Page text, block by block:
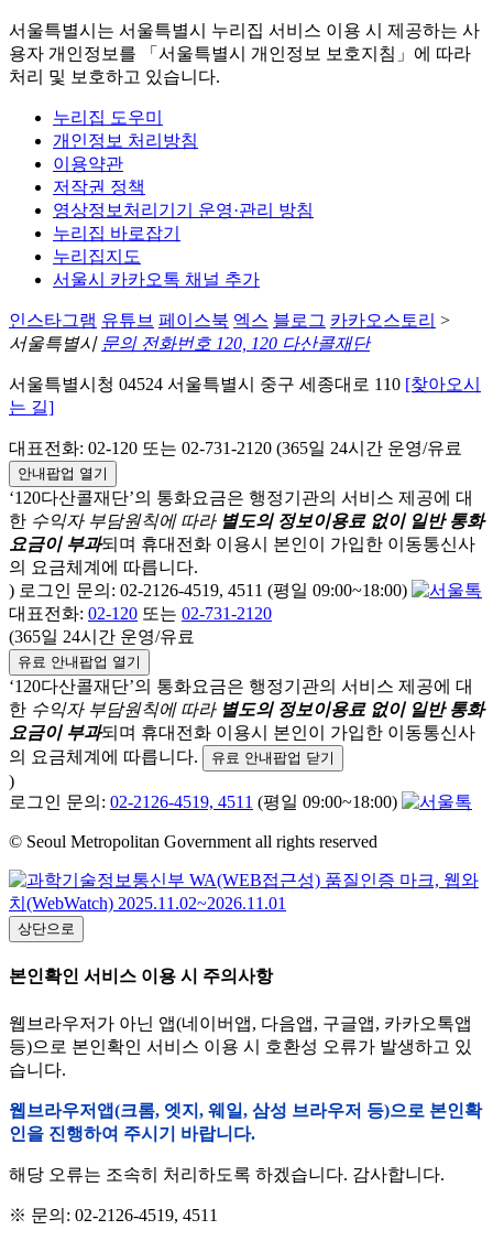
서울특별시는 서울특별시 누리집 서비스 이용 시 제공하는 사
용자 개인정보를 「서울특별시 개인정보 보호지침」에 따라
처리 및 보호하고 있습니다.
누리집 도우미
개인정보 처리방침
이용약관
저작권 정책
영상정보처리기기 운영·관리 방침
누리집 바로잡기
누리집지도
서울시 카카오톡 채널 추가
인스타그램 유튜브 페이스북 엑스 블로그 카카오스토리 >
서울특별시 문의 전화번호 120, 120 다산콜재단
서울특별시청 04524 서울특별시 중구 세종대로 110 [찾아오시
는 길]
대표전화: 02-120 또는 02-731-2120 (365일 24시간 운영/유료
안내팝업 열기
‘120다산콜재단’의 통화요금은 행정기관의 서비스 제공에 대
한 수익자 부담원칙에 따라 별도의 정보이용료 없이 일반 통화
요금이 부과되며 휴대전화 이용시 본인이 가입한 이동통신사
의 요금체계에 따릅니다.
) 로그인 문의: 02-2126-4519, 4511 (평일 09:00~18:00)
대표전화: 02-120 또는 02-731-2120
(365일 24시간 운영/유료
유료 안내팝업 열기
‘120다산콜재단’의 통화요금은 행정기관의 서비스 제공에 대
한 수익자 부담원칙에 따라 별도의 정보이용료 없이 일반 통화
요금이 부과되며 휴대전화 이용시 본인이 가입한 이동통신사
의 요금체계에 따릅니다.
유료 안내팝업 닫기
)
로그인 문의: 02-2126-4519, 4511 (평일 09:00~18:00)
© Seoul Metropolitan Government all rights reserved
상단으로
본인확인 서비스 이용 시 주의사항
웹브라우저가 아닌 앱(네이버앱, 다음앱, 구글앱, 카카오톡앱
등)으로 본인확인 서비스 이용 시 호환성 오류가 발생하고 있
습니다.
웹브라우저앱(크롬, 엣지, 웨일, 삼성 브라우저 등)으로 본인확
인을 진행하여 주시기 바랍니다.
해당 오류는 조속히 처리하도록 하겠습니다. 감사합니다.
※ 문의: 02-2126-4519, 4511